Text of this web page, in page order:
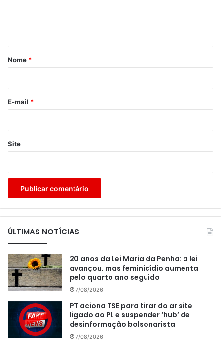
r
*
Nome *
E-mail *
Site
ÚLTIMAS NOTÍCIAS
20 anos da Lei Maria da Penha: a lei
avançou, mas feminicídio aumenta
pelo quarto ano seguido
7/08/2026
PT aciona TSE para tirar do ar site
ligado ao PL e suspender ‘hub’ de
desinformação bolsonarista
7/08/2026